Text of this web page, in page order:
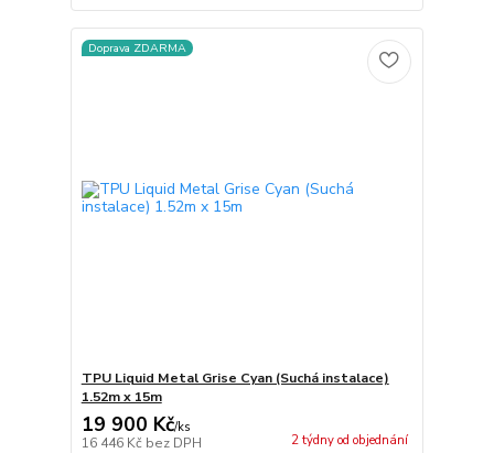
Doprava ZDARMA
TPU Liquid Metal Grise Cyan (Suchá instalace)
1.52m x 15m
19 900 Kč/ks
16 446 Kč bez DPH 2 týdny od objednání